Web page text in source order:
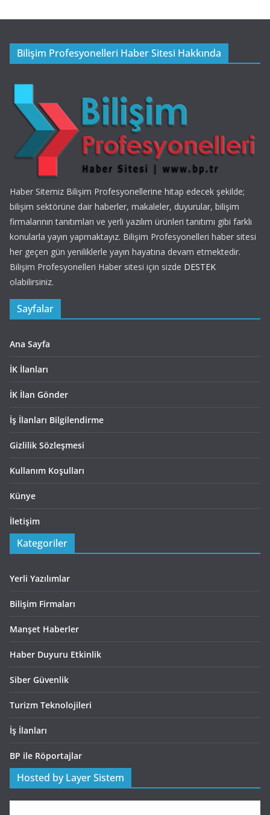
Bilişim Profesyonelleri Haber Sitesi Hakkında
Haber Sitemiz Bilişim Profesyonellerine hitap edecek şekilde;
bilişim sektörüne dair haberler, makaleler, duyurular, bilişim
firmalarının tanıtımları ve yerli yazılım ürünleri tanıtımı gibi farklı
konularla yayın yapmaktayız. Bilişim Profesyonelleri haber sitesi
her geçen gün yeniliklerle yayın hayatına devam etmektedir.
Bilişim Profesyonelleri Haber sitesi için sizde DESTEK
olabilirsiniz.
Sayfalar
Ana Sayfa
İK İlanları
İK İlan Gönder
İş İlanları Bilgilendirme
Gizlilik Sözleşmesi
Kullanım Koşulları
Künye
İletişim
Kategoriler
Yerli Yazılımlar
Bilişim Firmaları
Manşet Haberler
Haber Duyuru Etkinlik
Siber Güvenlik
Turizm Teknolojileri
İş İlanları
BP ile Röportajlar
Hosted by Layer Sistem